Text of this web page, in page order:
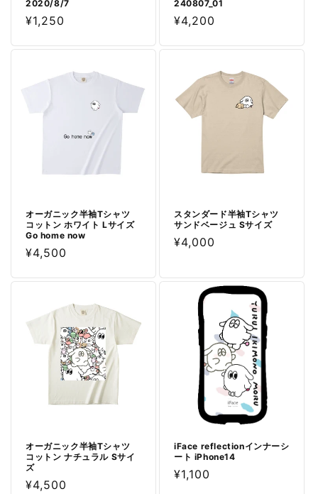
2020/8/7
通
¥1,250
240807_01
通
¥4,200
オーガニック半袖Tシャツ
コットン ホワイト Lサイズ
Go home now
通
¥4,500
スタンダード半袖Tシャツ
サンドベージュ Sサイズ
通
価
¥4,000
オーガニック半袖Tシャツ
コットン ナチュラル Sサイ
ズ
通
¥4,500
iFace reflectionインナーシ
ート iPhone14
通
¥1,100